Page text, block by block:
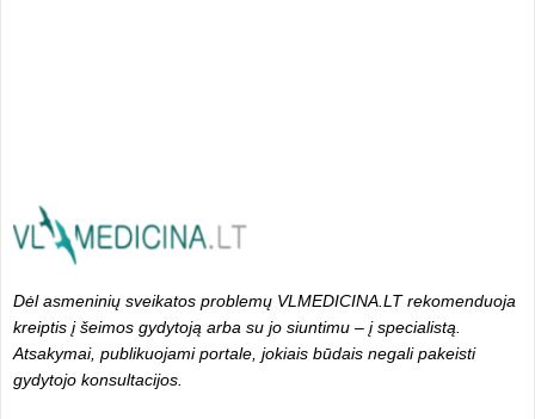
Dėl asmeninių sveikatos problemų VLMEDICINA.LT rekomenduoja
kreiptis į šeimos gydytoją arba su jo siuntimu – į specialistą.
Atsakymai, publikuojami portale, jokiais būdais negali pakeisti
gydytojo konsultacijos.